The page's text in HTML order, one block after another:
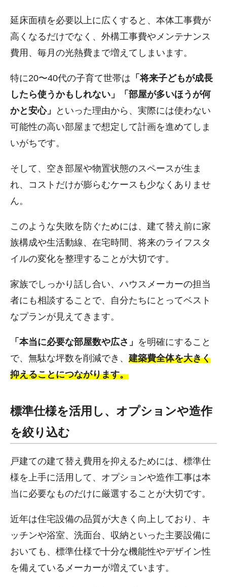
延床面積を必要以上に広くすると、本体工事費が
高くなるだけでなく、外構工事費やメンテナンス
費用、毎月の光熱費まで増えてしまいます。
特に20〜40代の子育て世帯は 「将来子どもが成長
したら使うかもしれない」「部屋が多いほうが何
かと安心」
といった理由から、実際には使わない
可能性の高い部屋まで想定して計画を進めてしま
いがちです。
そして、空き部屋や物置状態のスペースが生ま
れ、コストだけが膨らむケースも少なくありませ
ん。
このような失敗を防ぐためには、建て替え前に家
族構成や生活動線、在宅時間、将来のライフスタ
イルの変化を整理することが大切です。
家族でしっかり話し合い、ハウスメーカーの担当
者にも相談することで、自分たちにとってベスト
なプランが見えてきます。
「本当に必要な部屋数や広さ」 を明確にすること
で、無駄な坪数を削減でき、 建築費全体を大きく
抑えることにつながります。
標準仕様を活用し、オプションや造作
を絞り込む
戸建ての建て替え費用を抑えるためには、標準仕
様を上手に活用して、オプションや造作工事は本
当に必要なものだけに厳選することが大切です。
近年は住宅設備の品質が大きく向上しており、キ
ッチンや浴室、洗面台、収納といった主要設備に
おいても、標準仕様で十分な機能性やデザイン性
を備えているメーカーが増えています。